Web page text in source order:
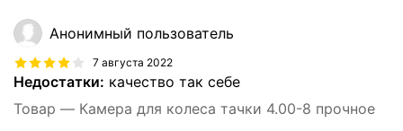
Анонимный пользователь
7 августа 2022
Недостатки: качество так себе
Товар — Камера для колеса тачки 4.00-8 прочное